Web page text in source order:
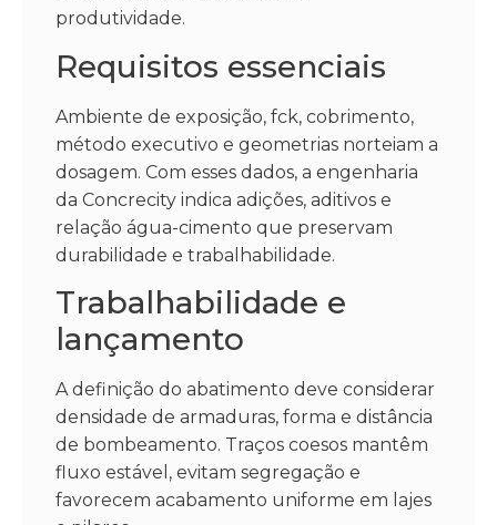
produtividade.
Requisitos essenciais
Ambiente de exposição, fck, cobrimento,
método executivo e geometrias norteiam a
dosagem. Com esses dados, a engenharia
da Concrecity indica adições, aditivos e
relação água-cimento que preservam
durabilidade e trabalhabilidade.
Trabalhabilidade e
lançamento
A definição do abatimento deve considerar
densidade de armaduras, forma e distância
de bombeamento. Traços coesos mantêm
fluxo estável, evitam segregação e
favorecem acabamento uniforme em lajes